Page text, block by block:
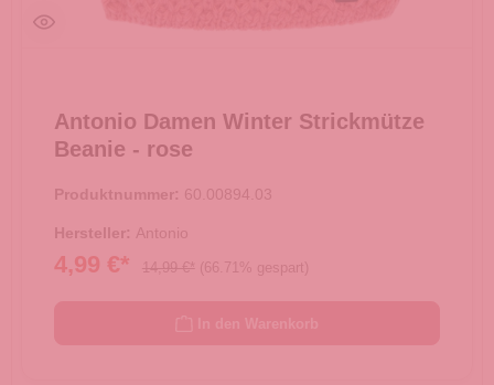
Antonio Damen Winter Strickmütze
Beanie - rose
Produktnummer: 60.00894.03
Hersteller: Antonio
4,99 €* 14,99 €* (66.71% gespart)